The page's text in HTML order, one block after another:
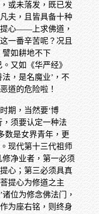
或未落发，既已发
夫，且皆具备十种
提心——上求佛道，
一番辛苦呢？况且
譬如耕地不下
又如《华严经》
，是名魔业’，不
道的危险啦！
期，当然要‘博
，须要认定一种法
数是女界青年，更
现代第十三代祖师
修净业者，第一必须
心；第三必须具真
提心为修道之主
位为修念佛法门，
为座右铭，则终身